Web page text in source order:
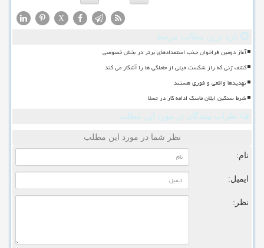
X
تازه ترین مطالب مرتبط
آغاز دومین فراخوان جذب استعدادهای برتر در بخش خصوصی
کشف ژنی که راز شکست خیلی از حاملگی ها را آشکار می کند
تهدیدها واقعی و فوری هستند
شرط سنگین ایلان ماسک ادامه کار در تسلا
نظرات بینندگان در مورد این مطلب
نظر شما در مورد این مطلب
نام:
ایمیل:
نظر: